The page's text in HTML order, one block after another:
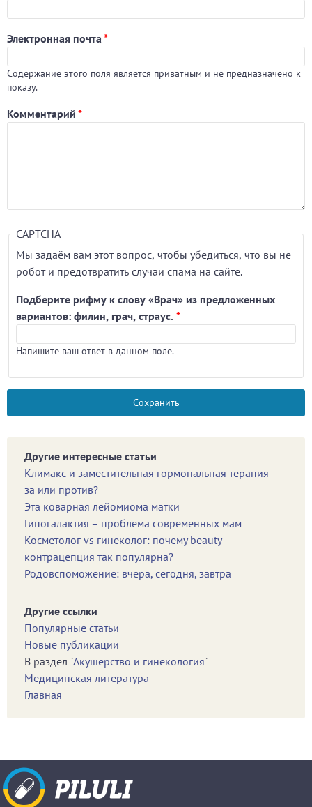
Электронная почта*
Содержание этого поля является приватным и не предназначено к
показу.
Комментарий *
CAPTCHA
Мы задаём вам этот вопрос, чтобы убедиться, что вы не
робот и предотвратить случаи спама на сайте.
Подберите рифму к слову «Врач» из предложенных
вариантов: филин, грач, страус. *
Напишите ваш ответ в данном поле.
Другие интересные статьи
Климакс и заместительная гормональная терапия –
за или против?
Эта коварная лейомиома матки
Гипогалактия – проблема современных мам
Косметолог vs гинеколог: почему beauty-
контрацепция так популярна?
Родовспоможение: вчера, сегодня, завтра
Другие ссылки
Популярные статьи
Новые публикации
В раздел `Акушерство и гинекология`
Медицинская литература
Главная